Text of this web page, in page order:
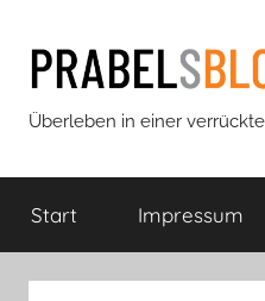
Inhalt
springen
Prabels
Blog
Überleben in einer
Start Impressum